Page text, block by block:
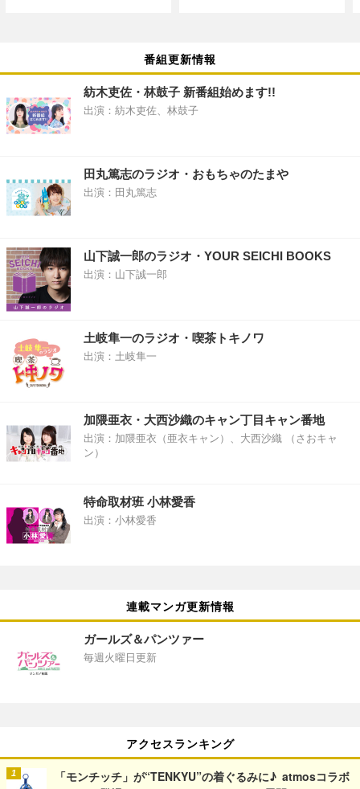
番組更新情報
紡木吏佐・林鼓子 新番組始めます!!
出演：紡木吏佐、林鼓子
田丸篤志のラジオ・おもちゃのたまや
出演：田丸篤志
山下誠一郎のラジオ・YOUR SEICHI BOOKS
出演：山下誠一郎
土岐隼一のラジオ・喫茶トキノワ
出演：土岐隼一
加隈亜衣・大西沙織のキャン丁目キャン番地
出演：加隈亜衣（亜衣キャン）、大西沙織 （さおキャ
ン）
特命取材班 小林愛香
出演：小林愛香
連載マンガ更新情報
ガールズ＆パンツァー
毎週火曜日更新
アクセスランキング
「モンチッチ」が“TENKYU”の着ぐるみに♪ atmosコラボ